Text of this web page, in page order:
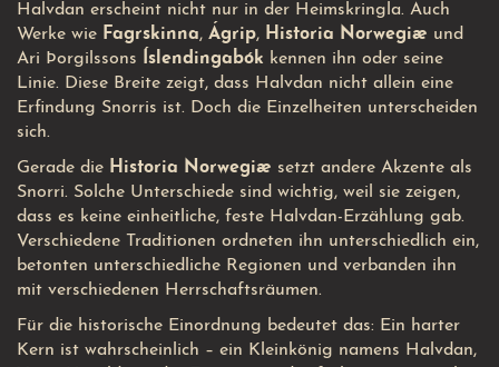
Halvdan erscheint nicht nur in der Heimskringla. Auch
Werke wie Fagrskinna, Ágrip, Historia Norwegiæ und
Ari Þorgilssons
Íslendingabók kennen ihn oder seine
Linie. Diese Breite zeigt, dass Halvdan nicht allein eine
Erfindung Snorris ist. Doch die Einzelheiten unterscheiden
sich.
Gerade die Historia Norwegiæ setzt andere Akzente als
Snorri. Solche Unterschiede sind wichtig, weil sie zeigen,
dass es keine einheitliche, feste Halvdan-Erzählung gab.
Verschiedene Traditionen ordneten ihn unterschiedlich ein,
betonten unterschiedliche Regionen und verbanden ihn
mit verschiedenen Herrschaftsräumen.
Für die historische Einordnung bedeutet das: Ein harter
Kern ist wahrscheinlich – ein Kleinkönig namens Halvdan,